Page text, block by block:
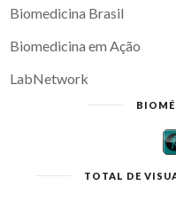
Biomedicina Brasil
Biomedicina em Ação
LabNetwork
TOTAL DE